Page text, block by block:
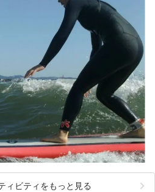
西武・プリンスホテルズワールドワイド
芦ノ湖畔蛸川温泉 龍宮殿のPR記事です。
ィビティをもっと見る